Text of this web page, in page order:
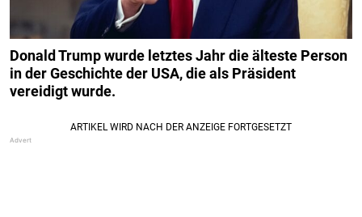
Donald Trump wurde letztes Jahr die älteste Person
in der Geschichte der USA, die als Präsident
vereidigt wurde.